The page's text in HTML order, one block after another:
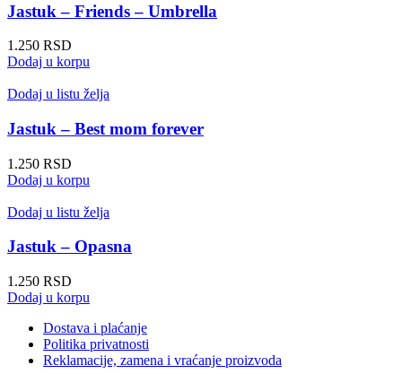
Jastuk – Friends – Umbrella
1.250 RSD
Dodaj u korpu
Dodaj u listu želja
Jastuk – Best mom forever
1.250 RSD
Dodaj u korpu
Dodaj u listu želja
Jastuk – Opasna
1.250 RSD
Dodaj u korpu
Dostava i plaćanje
Politika privatnosti
Reklamacije, zamena i vraćanje proizvoda